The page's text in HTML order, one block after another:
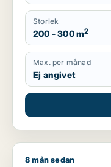
Storlek
200 - 300 m2
Max. per månad
Ej angivet
Jag söker butik till
8 mån sedan